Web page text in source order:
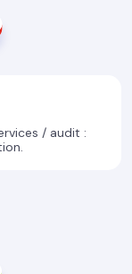
/ audit :